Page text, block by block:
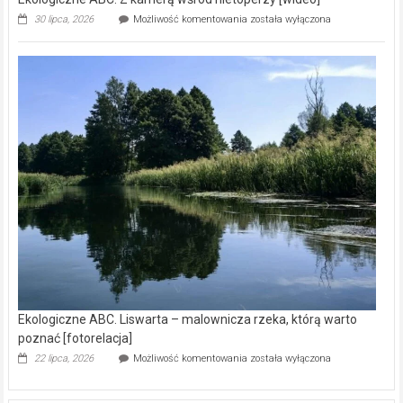
30 lipca, 2026 Możliwość komentowania Ekologiczne
kamerą
wśród
została wyłączona
Ekologiczne ABC. Liswarta – malownicza rzeka, którą warto
poznać [fotorelacja]
22 lipca, 2026 Możliwość komentowania Ekologiczne
została wyłączona